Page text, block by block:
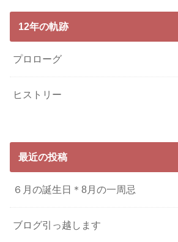
12年の軌跡
プロローグ
ヒストリー
最近の投稿
６月の誕生日＊8月の一周忌
ブログ引っ越します